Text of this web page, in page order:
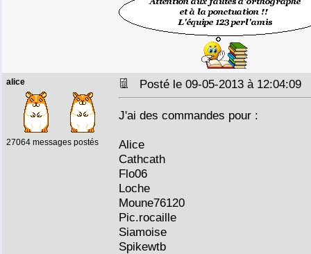
alice
27064 messages postés
Posté le 09-05-2013 à 12:04:09
J'ai des commandes pour :
Alice
Cathcath
Flo06
Loche
Moune76120
Pic.rocaille
Siamoise
Spikewtb